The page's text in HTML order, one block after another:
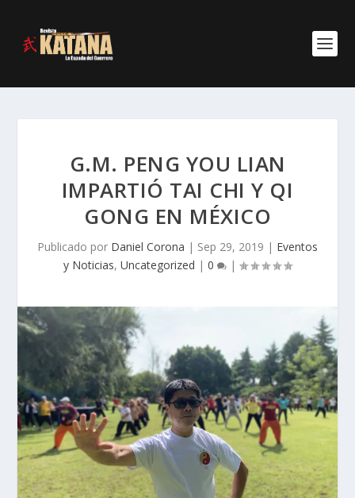
G.M. PENG YOU LIAN
IMPARTIÓ TAI CHI Y QI
GONG EN MÉXICO
Publicado por Daniel Corona | Sep 29, 2019 | Eventos
y Noticias, Uncategorized | 0 |